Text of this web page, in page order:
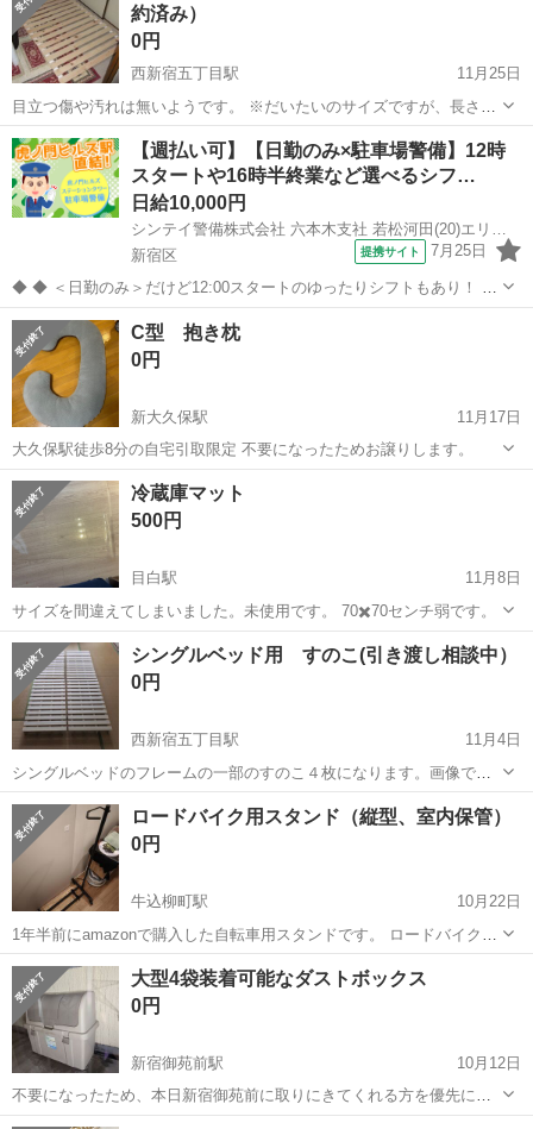
約済み）
0円
西新宿五丁目駅
11月25日
目立つ傷や汚れは無いようです。 ※だいたいのサイズですが、長さ
195ｃｍ 幅97ｃｍ 高さ3ｃｍくらいです。
東京 新宿区 西新宿五丁目駅 すのこ
【週払い可】【日勤のみ×駐車場警備】12時
スタートや16時半終業など選べるシフ…
日給10,000円
新宿区
提携サイト 7月25日
◆ ◆ ＜日勤のみ＞だけど12:00スタートのゆったりシフトもあり！ 4
パターンのシフトがあるから ライフスタイルに合わせて働ける♪ 虎ノ
門ヒルズ駅直結だから 雨でも濡れずに通勤できますよ！ ＼未経験スタ
ートでも大歓迎...
東京 新宿区 警備員
C型 抱き枕
0円
新大久保駅
11月17日
大久保駅徒歩8分の自宅引取限定 不要になったためお譲りします。
東京 新宿区 新大久保駅
冷蔵庫マット
500円
目白駅
11月8日
サイズを間違えてしまいました。未使用です。 70✖️70センチ弱です。
東京 新宿区 目白駅 寝具 マット
シングルベッド用 すのこ(引き渡し相談中）
0円
西新宿五丁目駅
11月4日
シングルベッドのフレームの一部のすのこ４枚になります。画像でわ
かると思いますが、はじの方が若干カビで黒ずんでいましたので、強
めに洗剤で拭きました。汚れなど気にしない方がご連絡ください。 ◆
１枚のだいたいのサイズですが、...
東京 新宿区 西新宿五丁目駅 すのこ
ロードバイク用スタンド（縦型、室内保管）
0円
牛込柳町駅
10月22日
1年半前にamazonで購入した自転車用スタンドです。 ロードバイクを
縦にして室内に保管しておりました。 バイクを処分し不要になったた
めお譲りします。 実寸値（cm） 43x68x128
東京 新宿区 牛込柳町駅 寝具 スタンド
大型4袋装着可能なダストボックス
0円
新宿御苑前駅
10月12日
不要になったため、本日新宿御苑前に取りにきてくれる方を優先にお
譲りします。 拭き掃除などできていないため、それでも良い方募集し